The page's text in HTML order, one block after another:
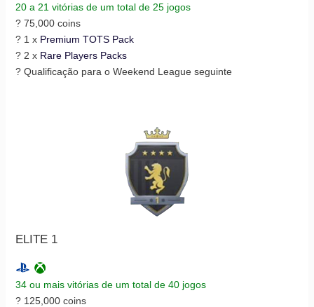
20 a 21 vitórias de um total de 25 jogos
? 75,000 coins
? 1 x Premium TOTS Pack
? 2 x Rare Players Packs
? Qualificação para o Weekend League seguinte
ELITE 1
34 ou mais vitórias de um total de 40 jogos
? 125,000 coins